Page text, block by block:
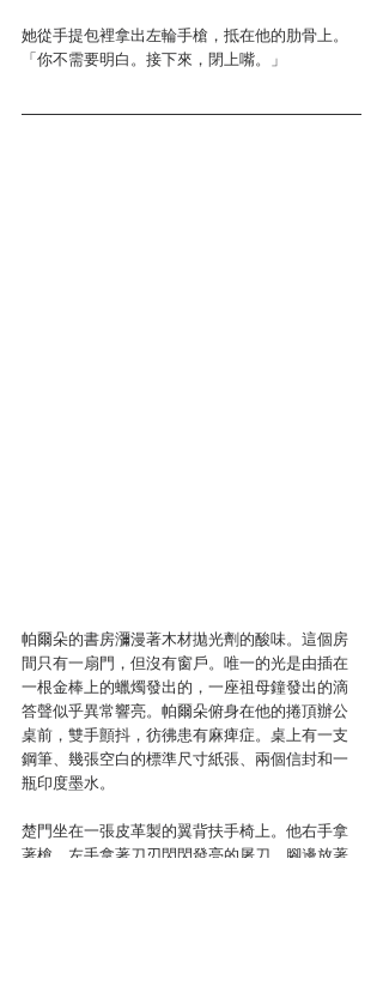
她從手提包裡拿出左輪手槍，抵在他的肋骨上。
「你不需要明白。接下來，閉上嘴。」
帕爾朵的書房瀰漫著木材拋光劑的酸味。這個房
間只有一扇門，但沒有窗戶。唯一的光是由插在
一根金棒上的蠟燭發出的，一座祖母鐘發出的滴
答聲似乎異常響亮。帕爾朵俯身在他的捲頂辦公
桌前，雙手顫抖，彷彿患有麻痺症。桌上有一支
鋼筆、幾張空白的標準尺寸紙張、兩個信封和一
瓶印度墨水。
楚門坐在一張皮革製的翼背扶手椅上。他右手拿
著槍，左手拿著刀刃閃閃發亮的屠刀，腳邊放著